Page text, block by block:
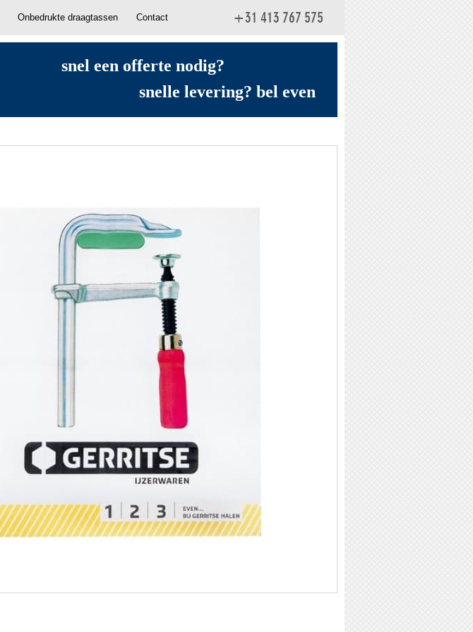
Onbedrukte draagtassen Contact +31 413 767 575
snel een offerte nodig?
snelle levering? bel even